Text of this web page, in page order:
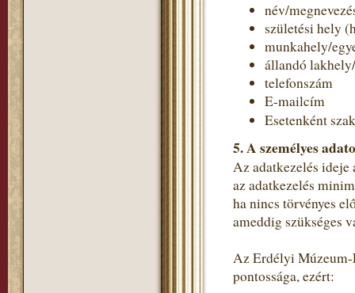
név/
születési hely
munkahely/
állandó
telefonszám
E-mailcím
Esetenként
5. A személyes
Az adatkezelés ideje
az adatkezelés
ha nincs törvényes
ameddig szükséges
Az Erdélyi Múzeum-
pontossága, ezért: